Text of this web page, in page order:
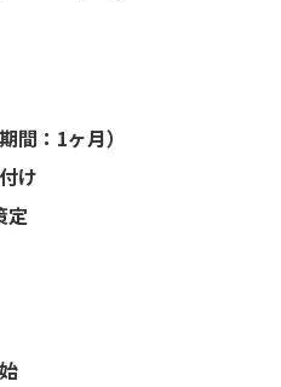
間：1ヶ月）
け
定